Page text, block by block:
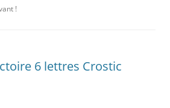
!
6 lettres Crostic